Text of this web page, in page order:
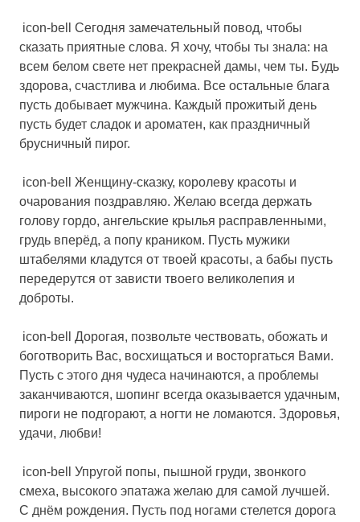
icon-bell Сегодня замечательный повод, чтобы
сказать приятные слова. Я хочу, чтобы ты знала: на
всем белом свете нет прекрасней дамы, чем ты. Будь
здорова, счастлива и любима. Все остальные блага
пусть добывает мужчина. Каждый прожитый день
пусть будет сладок и ароматен, как праздничный
брусничный пирог.
icon-bell Женщину-сказку, королеву красоты и
очарования поздравляю. Желаю всегда держать
голову гордо, ангельские крылья расправленными,
грудь вперёд, а попу краником. Пусть мужики
штабелями кладутся от твоей красоты, а бабы пусть
передерутся от зависти твоего великолепия и
доброты.
icon-bell Дорогая, позвольте чествовать, обожать и
боготворить Вас, восхищаться и восторгаться Вами.
Пусть с этого дня чудеса начинаются, а проблемы
заканчиваются, шопинг всегда оказывается удачным,
пироги не подгорают, а ногти не ломаются. Здоровья,
удачи, любви!
icon-bell Упругой попы, пышной груди, звонкого
смеха, высокого эпатажа желаю для самой лучшей.
С днём рождения. Пусть под ногами стелется дорога